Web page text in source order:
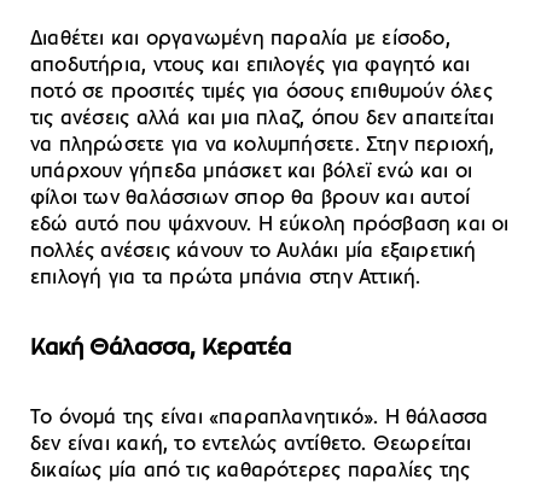
Διαθέτει και οργανωμένη παραλία με είσοδο,
αποδυτήρια, ντους και επιλογές για φαγητό και
ποτό σε προσιτές τιμές για όσους επιθυμούν όλες
τις ανέσεις αλλά και μια πλαζ, όπου δεν απαιτείται
να πληρώσετε για να κολυμπήσετε. Στην περιοχή,
υπάρχουν γήπεδα μπάσκετ και βόλεϊ ενώ και οι
φίλοι των θαλάσσιων σπορ θα βρουν και αυτοί
εδώ αυτό που ψάχνουν. Η εύκολη πρόσβαση και οι
πολλές ανέσεις κάνουν το Αυλάκι μία εξαιρετική
επιλογή για τα πρώτα μπάνια στην Αττική.
Κακή Θάλασσα, Κερατέα
Το όνομά της είναι «παραπλανητικό». Η θάλασσα
δεν είναι κακή, το εντελώς αντίθετο. Θεωρείται
δικαίως μία από τις καθαρότερες παραλίες της